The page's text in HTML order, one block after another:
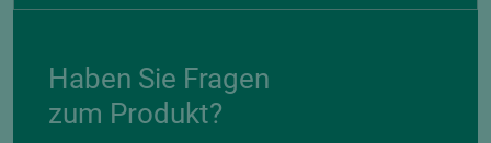
Haben Sie Fragen
zum Produkt?